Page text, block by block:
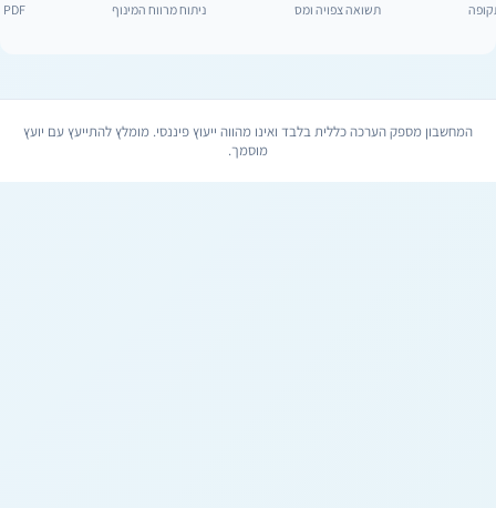
תשואה צפויה ומס ניתוח מרווח המינוף PDF ושליחה במייל
המחשבון מספק הערכה כללית בלבד ואינו מהווה ייעוץ פיננסי. מומלץ להתייעץ עם יועץ
מוסמך.